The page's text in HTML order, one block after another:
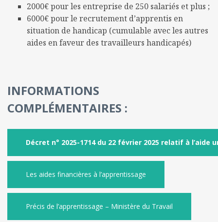
2000€ pour les entreprise de 250 salariés et plus ;
6000€ pour le recrutement d’apprentis en
situation de handicap (cumulable avec les autres
aides en faveur des travailleurs handicapés)
INFORMATIONS
COMPLÉMENTAIRES :
Décret n° 2025-1714 du 22 février 2025 relatif à
Les aides financières à l’apprentissage
Précis de l’apprentissage – Ministère du Travail